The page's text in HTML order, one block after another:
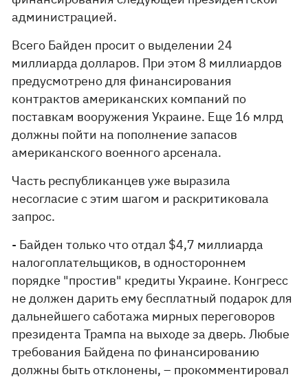
администрацией.
Всего Байден просит о выделении 24
миллиарда долларов. При этом 8 миллиардов
предусмотрено для финансирования
контрактов американских компаний по
поставкам вооружения Украине. Еще 16 млрд
должны пойти на пополнение запасов
американского военного арсенала.
Часть республиканцев уже выразила
несогласие с этим шагом и раскритиковала
запрос.
- Байден только что отдал $4,7 миллиарда
налогоплательщиков, в одностороннем
порядке "простив" кредиты Украине. Конгресс
не должен дарить ему бесплатный подарок для
дальнейшего саботажа мирных переговоров
президента Трампа на выходе за дверь. Любые
требования Байдена по финансированию
должны быть отклонены, – прокомментировал